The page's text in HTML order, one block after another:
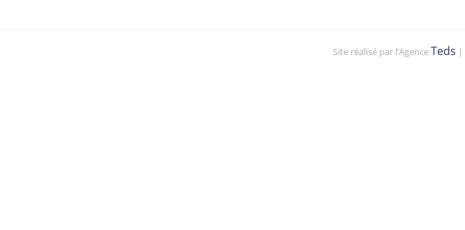
Site réalisé par l’AgenceTeds |